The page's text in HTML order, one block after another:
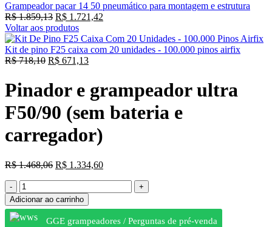
Grampeador pacar 14 50 pneumático para montagem e estrutura
R$1.859,13 R$ 1.721,42
Voltar aos produtos
Kit de pino F25 caixa com 20 unidades - 100.000 pinos airfix
R$718,10 R$ 671,13
Pinador e grampeador ultra
F50/90 (sem bateria e
carregador)
R$1.468,06 R$ 1.334,60
Adicionar ao carrinho
GGE grampeadores / Perguntas de pré-venda